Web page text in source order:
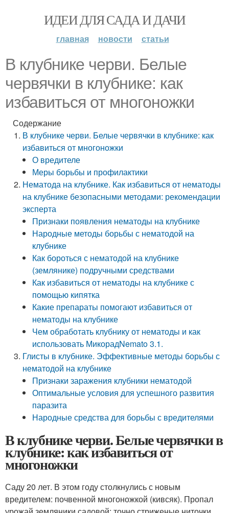
ИДЕИ ДЛЯ САДА И ДАЧИ
главная новости статьи
В клубнике черви. Белые
червячки в клубнике: как
избавиться от многоножки
Содержание
В клубнике черви. Белые червячки в клубнике: как
избавиться от многоножки
О вредителе
Меры борьбы и профилактики
Нематода на клубнике. Как избавиться от нематоды
на клубнике безопасными методами: рекомендации
эксперта
Признаки появления нематоды на клубнике
Народные методы борьбы с нематодой на
клубнике
Как бороться с нематодой на клубнике
(землянике) подручными средствами
Как избавиться от нематоды на клубнике с
помощью кипятка
Какие препараты помогают избавиться от
нематоды на клубнике
Чем обработать клубнику от нематоды и как
использовать МикорадNemato 3.1.
Глисты в клубнике. Эффективные методы борьбы с
нематодой на клубнике
Признаки заражения клубники нематодой
Оптимальные условия для успешного развития
паразита
Народные средства для борьбы с вредителями
В клубнике черви. Белые червячки в
клубнике: как избавиться от
многоножки
Саду 20 лет. В этом году столкнулись с новым
вредителем: почвенной многоножкой (кивсяк). Пропал